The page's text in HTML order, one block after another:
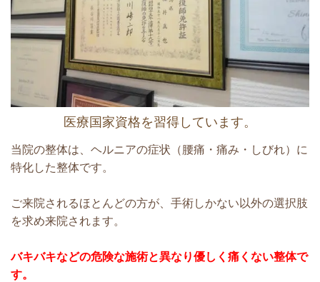
医療国家資格を習得しています。
当院の整体は、ヘルニアの症状（腰痛・痛み・しびれ）に
特化した整体です。
ご来院されるほとんどの方が、手術しかない以外の選択肢
を求め来院されます。
バキバキなどの危険な施術と異なり優しく痛くない整体で
す。